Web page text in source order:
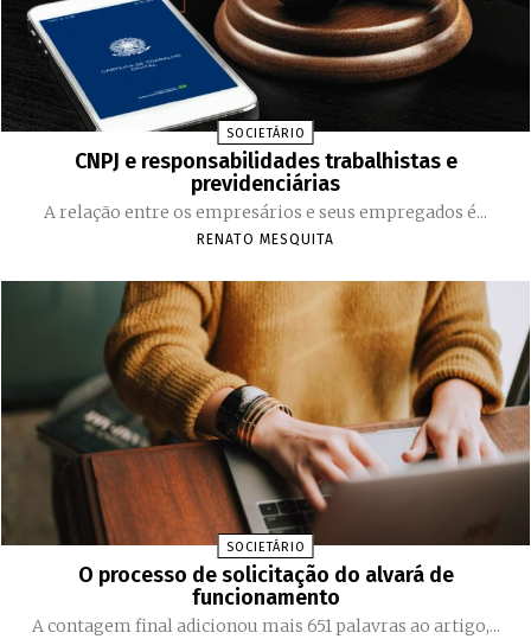
SOCIETÁRIO
CNPJ e responsabilidades trabalhistas e
previdenciárias
A relação entre os empresários e seus empregados é...
RENATO MESQUITA
SOCIETÁRIO
O processo de solicitação do alvará de
funcionamento
A contagem final adicionou mais 651 palavras ao artigo,...